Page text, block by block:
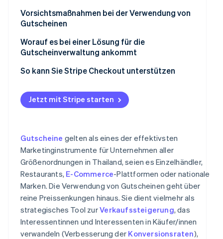
Stripe-Sessions 2026
Jetzt ansehen
Vorsichtsmaßnahmen bei der Verwendung von
Gutscheinen
Vorsichtsmaßnahmen für Kundinnen und Kunden
Vorsichtsmaßnahmen für Unternehmen
Worauf es bei einer Lösung für die
Gutscheinverwaltung ankommt
Erstellung professioneller Gutscheine
Bezahlvorgang
Erfassung der Nutzungsdaten von Gutscheinen zu
Analysezwecken
Kenntnis lokaler Gesetze
So kann Sie Stripe Checkout unterstützen
Jetzt mit Stripe starten
Gutscheine gelten als eines der effektivsten
Marketinginstrumente für Unternehmen aller
Größenordnungen in Thailand, seien es Einzelhändler,
Restaurants, E-Commerce-Plattformen oder nationale
Marken. Die Verwendung von Gutscheinen geht über
reine Preissenkungen hinaus. Sie dient vielmehr als
strategisches Tool zurVerkaufssteigerung, das
Interessentinnen und Interessenten in Käufer/innen
verwandeln (Verbesserung der Konversionsraten),